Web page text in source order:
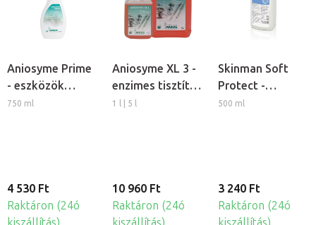
Aniosyme Prime
- eszközök
tisztítása és
750 ml
4 530 Ft
Raktáron (24ó
kiszállítás)
Aniosyme XL 3 -
enzimes tisztító-
és
1 l | 5 l
10 960 Ft
Raktáron (24ó
kiszállítás)
Skinman Soft
Protect -
kézfertőtlenítő
500 ml
3 240 Ft
Raktáron (24ó
kiszállítás)